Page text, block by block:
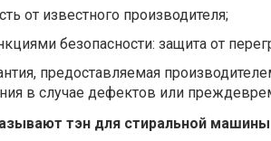
от известного производителя;
безопасности: защита от
предоставляемая
в случае дефектов или
тэн для стиральной